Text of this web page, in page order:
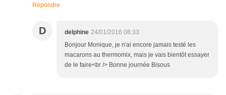
Répondre
D delphine 24/01/2016 08:33
Bonjour Monique, je n'ai encore jamais testé les
macarons au thermomix, mais je vais bientôt essayer
de le faire<br /> Bonne journée Bisous